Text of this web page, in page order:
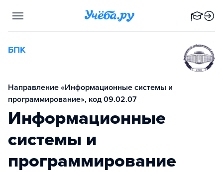
БПК
Направление «Информационные системы и
программирование», код 09.02.07
Информационные
системы и
программирование